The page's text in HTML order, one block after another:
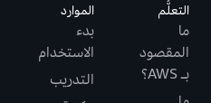
التعلُّم
ما
المقصود
بـ AWS؟
الموارد
بدء
الاستخدام
التدريب